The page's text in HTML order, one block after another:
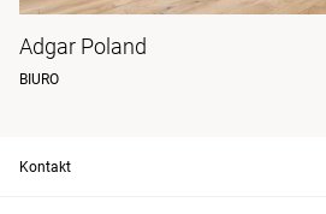
Adgar Poland
BIURO
Kontakt